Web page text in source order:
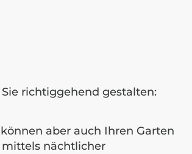
richtiggehend gestalten:
aber auch Ihren Garten
mittels nächtlicher